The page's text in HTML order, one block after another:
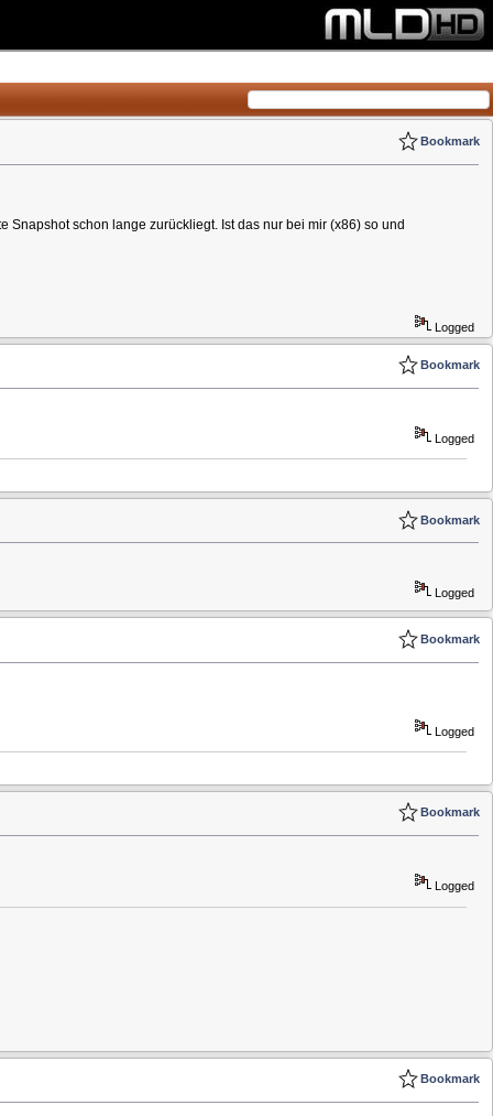
Bookmark
schon lange zurückliegt. Ist das nur bei mir (x86) so und
Logged
Bookmark
Logged
Bookmark
Logged
Bookmark
Logged
Bookmark
Logged
Bookmark